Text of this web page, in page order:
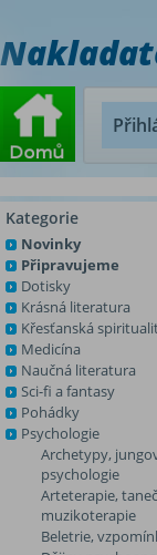
Kategorie
Novinky
Připravujeme
Dotisky
Krásná literatura
Křesťanská
Medicína
Naučná literatura
Sci-fi a fantasy
Pohádky
Psychologie
Archetypy,
psychologie
Arteterapie,
muzikoterapie
Beletrie,